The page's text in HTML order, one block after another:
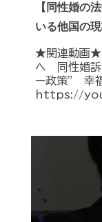
【同性婚の
いる他国の
★関連動画★
へ 同性婚訴
ー政策” 幸
https://